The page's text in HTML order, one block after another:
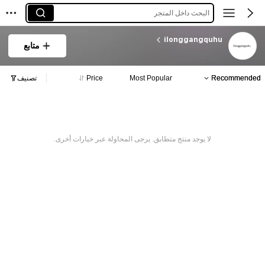
البحث داخل المتجر
ilonggangquhu
متابع
Recommended
Most Popular
Price تصنيف
لا يوجد منتج متطابق. يرجى المحاولة عبر خيارات أخرى.